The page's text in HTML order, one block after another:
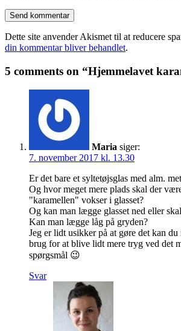
Dette site anvender Akismet til at reducere
din kommentar bliver behandlet.
5 comments on “Hjemmelavet
Maria siger:
7. november 2017 kl. 13.30
Er det bare et syltetøjsglas med alm.
Og hvor meget mere plads skal der
"karamellen" vokser i glasset?
Og kan man lægge glasset ned eller
Kan man lægge låg på gryden?
Jeg er lidt usikker på at gøre det kan
brug for at blive lidt mere tryg ved det
spørgsmål 😉
Svar